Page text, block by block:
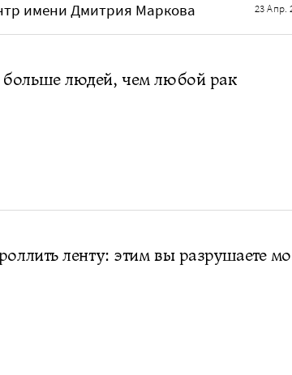
имени Дмитрия Маркова 23 Апр.
людей, чем любой рак
ленту: этим вы разрушаете